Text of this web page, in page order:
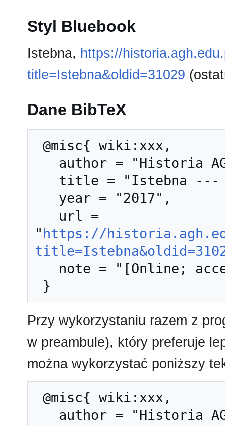
Styl Bluebook
Istebna, https://
title=Istebna&oldid=31029
Dane BibTeX
" https://
Przy wykorzystaniu razem z
w preambule), który preferuje
można wykorzystać poniższy